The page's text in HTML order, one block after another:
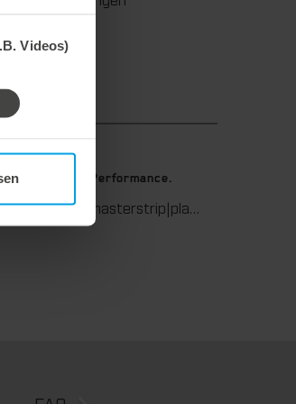
Videos)
Ausbrech-Performance.
Wir bieten mit der masterstrip|plate eine seit vielen Jahren bewährte Lösung für maximale Prozesssicherheit beim Ausbrechen. Das speziell entwickelte Ausbrechoberteil ermöglicht einen stabilen, sauberen und effizienten Ausbrechprozess auch bei anspruchsvollen Anwendungen.